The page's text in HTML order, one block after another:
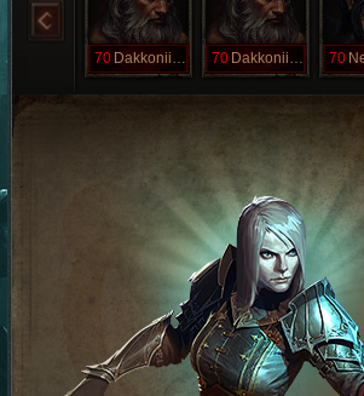
70 DakkoniilVek 70 Dakkoniilvek 70